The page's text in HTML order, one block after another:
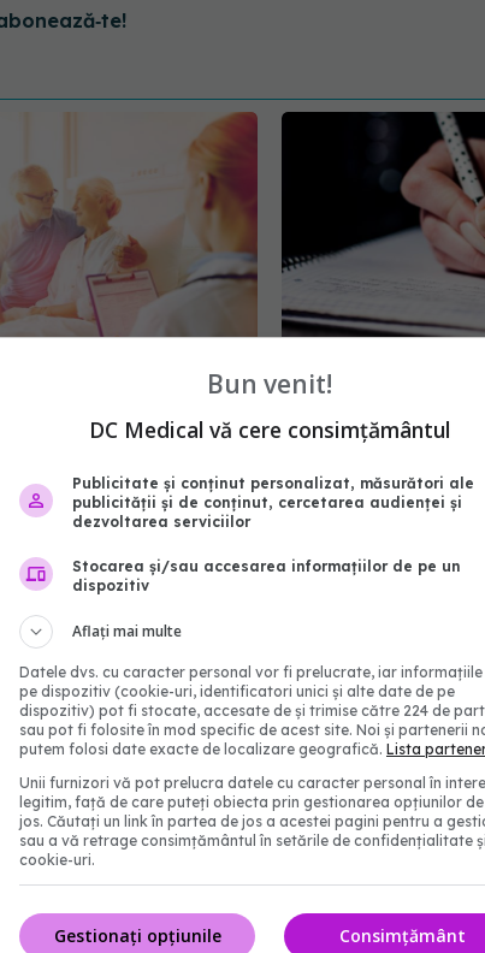
eliminarea
privind tratarea
aflați în situații de
MS, suplimentare:
26 noi 2021, 12:23
în scandalul
71 de
euro pentru 5 firme și
care au vrut să
să scoată taxa
Doar 35% dintre
asigurări de
Oamenii fac
tratament!
18 iun 2025, 13:07
Bun venit!
DC Medical vă cere consimțământul
Publicitate și conținut personalizat, măsurători ale
publicității și de conținut, cercetarea audienței și
dezvoltarea serviciilor
Stocarea și/sau accesarea informațiilor de pe un
dispozitiv
Aflați mai multe
Datele dvs. cu caracter personal vor fi prelucrate, iar informațiile
pe dispozitiv (cookie-uri, identificatori unici și alte date de pe
dispozitiv) pot fi stocate, accesate de și trimise către 224 de
sau pot fi folosite în mod specific de acest site. Noi și partenerii
putem folosi date exacte de localizare geografică. Lista
Unii furnizori vă pot prelucra datele cu caracter personal în
legitim, față de care puteți obiecta prin gestionarea opțiunilor
jos. Căutați un link în partea de jos a acestei pagini pentru a
sau a vă retrage consimțământul în setările de confidențialitate și
cookie-uri.
Consimțământ
Gestionați opțiunile